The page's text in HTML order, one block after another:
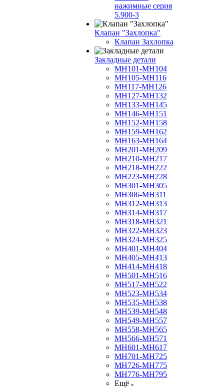
нажимные серия
5.900-3
Клапан "Захлопка"
Клапан Захлопка
Закладные детали
МН101-МН104
МН105-МН116
МН117-МН126
МН127-МН132
МН133-МН145
МН146-МН151
МН152-МН158
МН159-МН162
МН163-МН164
МН201-МН209
МН210-МН217
МН218-МН222
МН223-МН228
МН301-МН305
МН306-МН311
МН312-МН313
МН314-МН317
МН318-МН321
МН322-МН323
МН324-МН325
МН401-МН404
МН405-МН413
МН414-МН418
МН501-МН516
МН517-МН522
МН523-МН534
МН535-МН538
МН539-МН548
МН549-МН557
МН558-МН565
МН566-МН571
МН601-МН617
МН701-МН725
МН726-МН775
МН776-МН795
Ещё